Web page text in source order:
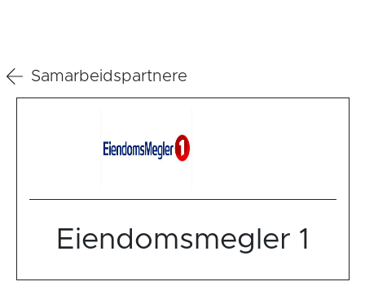
Samarbeidspartnere
Eiendomsmegler 1